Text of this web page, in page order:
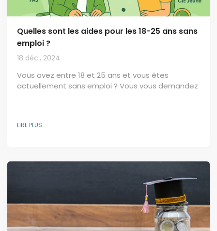
Quelles sont les aides pour les 18-25 ans sans
emploi ?
18 déc., 2024
Vous avez entre 18 et 25 ans et vous êtes
actuellement sans emploi ? Vous vous demandez
recherche d'emploi et pour faciliter votre
Revenu de Solidarité Active (RSA) jeune fait partie
LIRE PLUS